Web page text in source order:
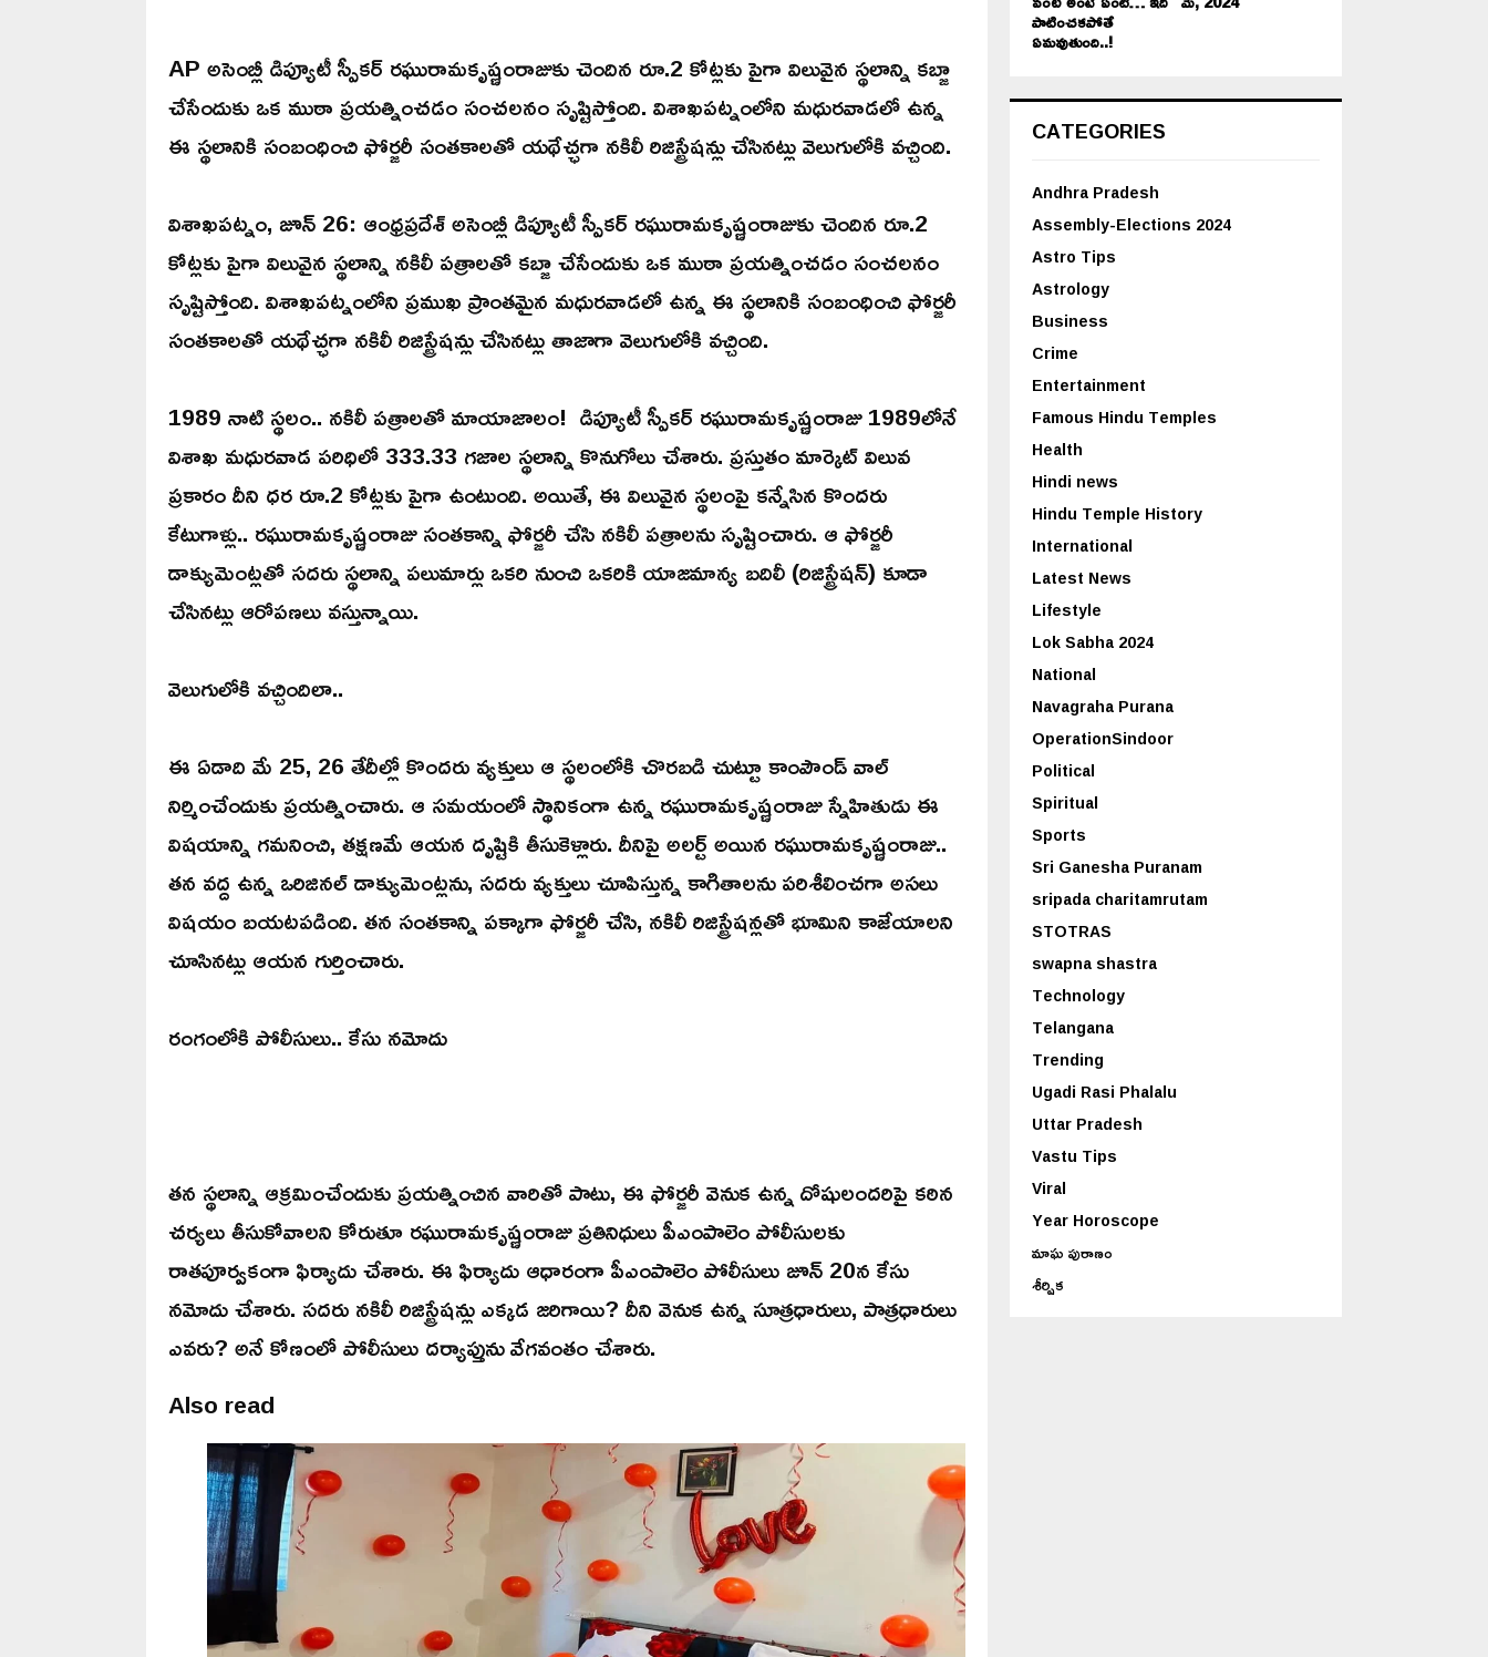
AP అసెంబ్లీ డిప్యూటీ స్పీకర్ రఘురామకృష్ణంరాజుకు చెందిన రూ.2 కోట్లకు పైగా విలువైన స్థలాన్ని కబ్జా
చేసేందుకు ఒక ముఠా ప్రయత్నించడం సంచలనం సృష్టిస్తోంది. విశాఖపట్నంలోని మధురవాడలో ఉన్న
ఈ స్థలానికి సంబంధించి ఫోర్జరీ సంతకాలతో యథేచ్ఛగా నకిలీ రిజిస్ట్రేషన్లు చేసినట్లు వెలుగులోకి వచ్చింది.
విశాఖపట్నం, జూన్ 26: ఆంధ్రప్రదేశ్ అసెంబ్లీ డిప్యూటీ స్పీకర్ రఘురామకృష్ణంరాజుకు చెందిన రూ.2
కోట్లకు పైగా విలువైన స్థలాన్ని నకిలీ పత్రాలతో కబ్జా చేసేందుకు ఒక ముఠా ప్రయత్నించడం సంచలనం
సృష్టిస్తోంది. విశాఖపట్నంలోని ప్రముఖ ప్రాంతమైన మధురవాడలో ఉన్న ఈ స్థలానికి సంబంధించి ఫోర్జరీ
సంతకాలతో యథేచ్ఛగా నకిలీ రిజిస్ట్రేషన్లు చేసినట్లు తాజాగా వెలుగులోకి వచ్చింది.
1989 నాటి స్థలం.. నకిలీ పత్రాలతో మాయాజాలం! డిప్యూటీ స్పీకర్ రఘురామకృష్ణంరాజు 1989లోనే
విశాఖ మధురవాడ పరిధిలో 333.33 గజాల స్థలాన్ని కొనుగోలు చేశారు. ప్రస్తుతం మార్కెట్ విలువ
ప్రకారం దీని ధర రూ.2 కోట్లకు పైగా ఉంటుంది. అయితే, ఈ విలువైన స్థలంపై కన్నేసిన కొందరు
కేటుగాళ్లు.. రఘురామకృష్ణంరాజు సంతకాన్ని ఫోర్జరీ చేసి నకిలీ పత్రాలను సృష్టించారు. ఆ ఫోర్జరీ
డాక్యుమెంట్లతో సదరు స్థలాన్ని పలుమార్లు ఒకరి నుంచి ఒకరికి యాజమాన్య బదిలీ (రిజిస్ట్రేషన్) కూడా
చేసినట్లు ఆరోపణలు వస్తున్నాయి.
వెలుగులోకి వచ్చిందిలా..
ఈ ఏడాది మే 25, 26 తేదీల్లో కొందరు వ్యక్తులు ఆ స్థలంలోకి చొరబడి చుట్టూ కాంపౌండ్ వాల్
నిర్మించేందుకు ప్రయత్నించారు. ఆ సమయంలో స్థానికంగా ఉన్న రఘురామకృష్ణంరాజు స్నేహితుడు ఈ
విషయాన్ని గమనించి, తక్షణమే ఆయన దృష్టికి తీసుకెళ్లారు. దీనిపై అలర్ట్ అయిన రఘురామకృష్ణంరాజు..
తన వద్ద ఉన్న ఒరిజినల్ డాక్యుమెంట్లను, సదరు వ్యక్తులు చూపిస్తున్న కాగితాలను పరిశీలించగా అసలు
విషయం బయటపడింది. తన సంతకాన్ని పక్కాగా ఫోర్జరీ చేసి, నకిలీ రిజిస్ట్రేషన్లతో భూమిని కాజేయాలని
చూసినట్లు ఆయన గుర్తించారు.
రంగంలోకి పోలీసులు.. కేసు నమోదు
తన స్థలాన్ని ఆక్రమించేందుకు ప్రయత్నించిన వారితో పాటు, ఈ ఫోర్జరీ వెనుక ఉన్న దోషులందరిపై కఠిన
చర్యలు తీసుకోవాలని కోరుతూ రఘురామకృష్ణంరాజు ప్రతినిధులు పీఎంపాలెం పోలీసులకు
రాతపూర్వకంగా ఫిర్యాదు చేశారు. ఈ ఫిర్యాదు ఆధారంగా పీఎంపాలెం పోలీసులు జూన్ 20న కేసు
నమోదు చేశారు. సదరు నకిలీ రిజిస్ట్రేషన్లు ఎక్కడ జరిగాయి? దీని వెనుక ఉన్న సూత్రధారులు, పాత్రధారులు
ఎవరు? అనే కోణంలో పోలీసులు దర్యాప్తును వేగవంతం చేశారు.
Also read
పాటించకపోతే
ఏమవుతుంది..!
CATEGORIES
Andhra Pradesh
Assembly-Elections 2024
Astro Tips
Astrology
Business
Crime
Entertainment
Famous Hindu Temples
Health
Hindi news
Hindu Temple History
International
Latest News
Lifestyle
Lok Sabha 2024
National
Navagraha Purana
OperationSindoor
Political
Spiritual
Sports
Sri Ganesha Puranam
sripada charitamrutam
STOTRAS
swapna shastra
Technology
Telangana
Trending
Ugadi Rasi Phalalu
Uttar Pradesh
Vastu Tips
Viral
Year Horoscope
మాఘ పురాణం
శీర్షిక